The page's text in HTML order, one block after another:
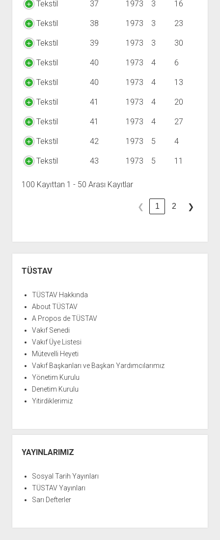
Tekstil 37 1973 3 16
Tekstil 38 1973 3 23
Tekstil 39 1973 3 30
Tekstil 40 1973 4 6
Tekstil 40 1973 4 13
Tekstil 41 1973 4 20
Tekstil 41 1973 4 27
Tekstil 42 1973 5 4
Tekstil 43 1973 5 11
100 Kayıttan 1 - 50 Arası Kayıtlar
❮ 1 2 ❯
Menü
TÜSTAV
TÜSTAV Hakkında
About TÜSTAV
A Propos de TÜSTAV
Vakıf Senedi
Vakıf Üye Listesi
Mütevelli Heyeti
Vakıf Başkanları ve Başkan Yardımcılarımız
Yönetim Kurulu
Denetim Kurulu
Yitirdiklerimiz
YAYINLARIMIZ
Sosyal Tarih Yayınları
TÜSTAV Yayınları
Sarı Defterler